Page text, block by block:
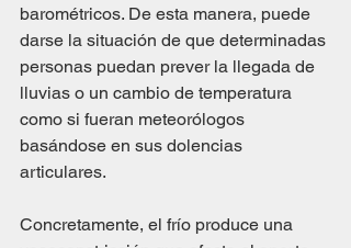
barométricos. De esta manera, puede
darse la situación de que determinadas
personas puedan prever la llegada de
lluvias o un cambio de temperatura
como si fueran meteorólogos
basándose en sus dolencias
articulares.
Concretamente, el frío produce una